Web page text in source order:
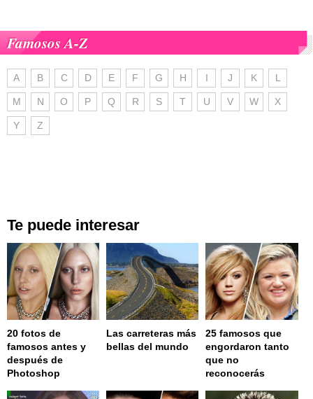
Famosos A-Z
A B C D E F G H I J K L
M N O P Q R S T U V W X
Y Z
Te puede interesar
20 fotos de
famosos antes y
después de
Photoshop
Las carreteras más
bellas del mundo
25 famosos que
engordaron tanto
que no
reconocerás